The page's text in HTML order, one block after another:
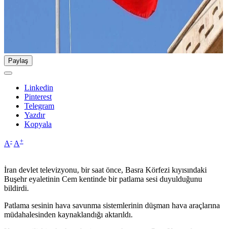
Paylaş
Linkedin
Pinterest
Telegram
Yazdır
Kopyala
A- A+
İran devlet televizyonu, bir saat önce, Basra Körfezi kıyısındaki
Buşehr eyaletinin Cem kentinde bir patlama sesi duyulduğunu
bildirdi.
Patlama sesinin hava savunma sistemlerinin düşman hava araçlarına
müdahalesinden kaynaklandığı aktarıldı.